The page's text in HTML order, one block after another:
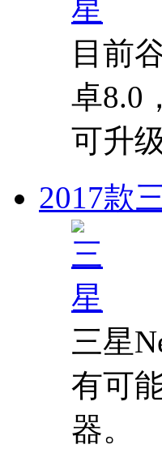
目前
卓8.0
可升
2017款
三星
有可
器。